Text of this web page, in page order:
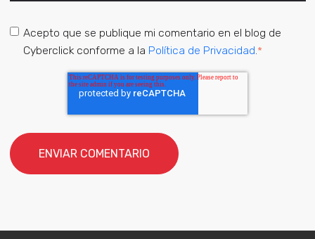
Acepto que se publique mi comentario en el blog de
Cyberclick conforme a la Política de Privacidad.*